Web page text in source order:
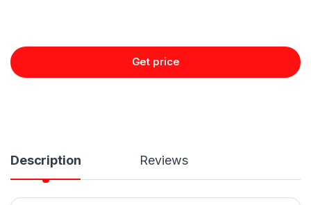
Get price
Description Reviews